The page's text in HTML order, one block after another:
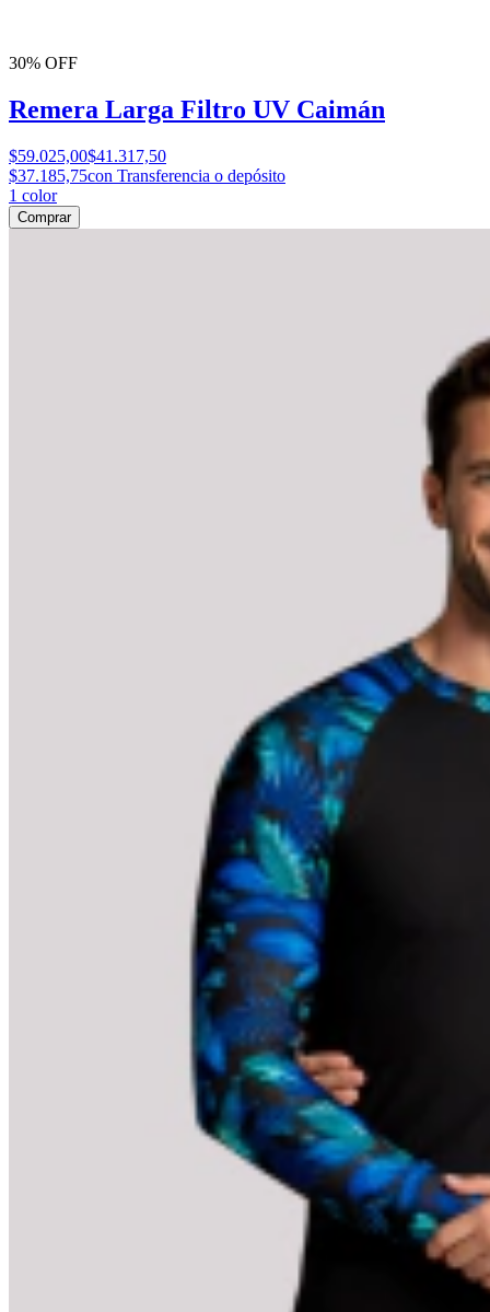
30% OFF
Remera Larga Filtro UV Caimán
$59.025,00$41.317,50
$37.185,75con Transferencia o depósito
1 color
Comprar